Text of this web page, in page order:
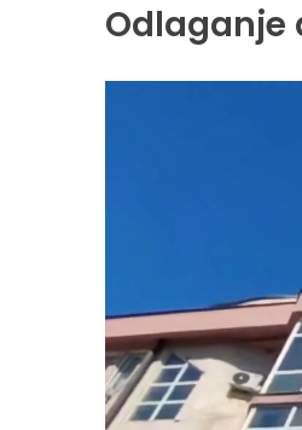
Odlaganje